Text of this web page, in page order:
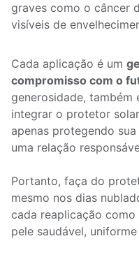
graves como o câncer
visíveis de
Cada aplicação é um
compromisso com o
generosidade, também
integrar o protetor
apenas protegendo
uma relação
Portanto, faça do
mesmo nos dias
cada reaplicação como
pele saudável,